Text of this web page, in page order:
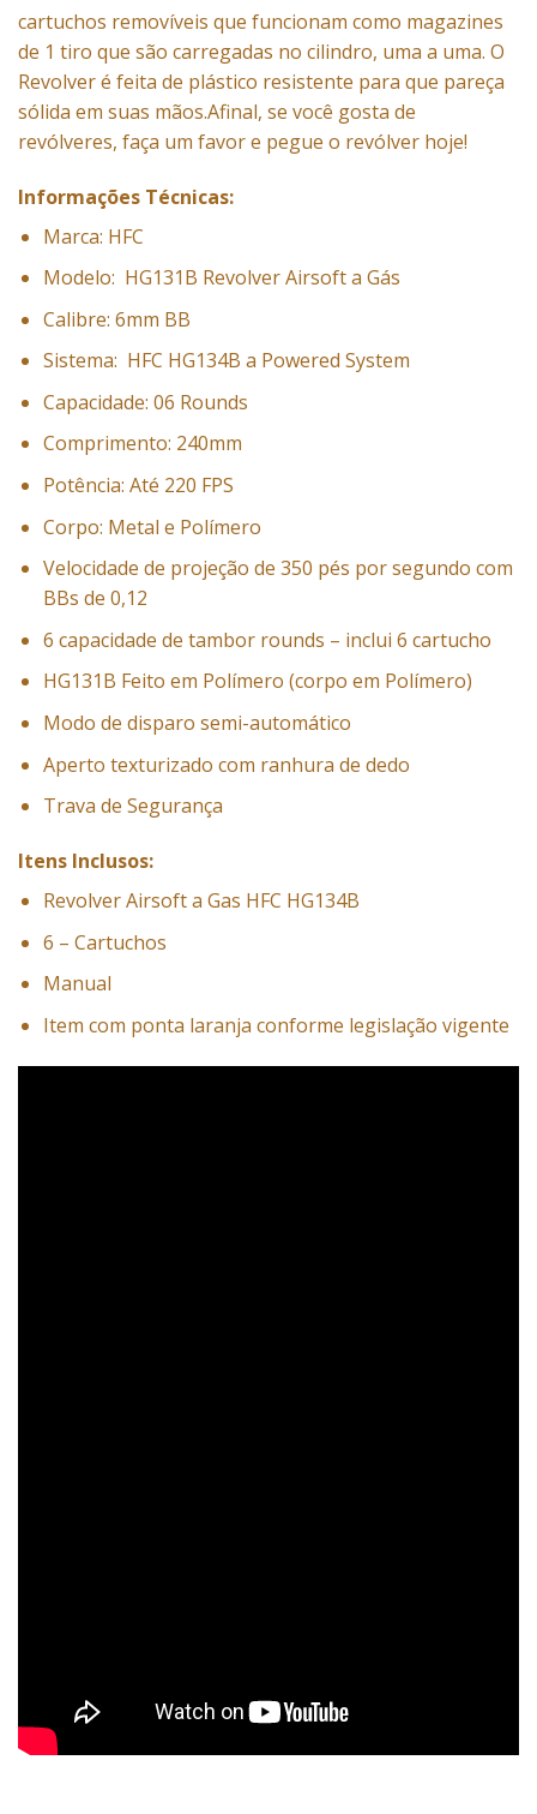
cartuchos removíveis que funcionam como magazines
de 1 tiro que são carregadas no cilindro, uma a uma. O
Revolver é feita de plástico resistente para que pareça
sólida em suas mãos.Afinal, se você gosta de
revólveres, faça um favor e pegue o revólver hoje!
Informações Técnicas:
Marca: HFC
Modelo: HG131B Revolver Airsoft a Gás
Calibre: 6mm BB
Sistema: HFC HG134B a Powered System
Capacidade: 06 Rounds
Comprimento: 240mm
Potência: Até 220 FPS
Corpo: Metal e Polímero
Velocidade de projeção de 350 pés por segundo com
BBs de 0,12
6 capacidade de tambor rounds – inclui 6 cartucho
HG131B Feito em Polímero (corpo em Polímero)
Modo de disparo semi-automático
Aperto texturizado com ranhura de dedo
Trava de Segurança
Itens Inclusos:
Revolver Airsoft a Gas HFC HG134B
6 – Cartuchos
Manual
Item com ponta laranja conforme legislação vigente